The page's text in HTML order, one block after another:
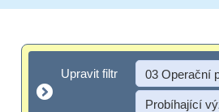
Upravit filtr
Upravit filtr 03 Operační
Probíhající